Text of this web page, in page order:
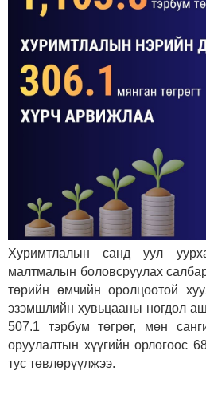
Хуримтлалын санд уул
малтмалын боловсруулах
төрийн өмчийн оролцоотой
эзэмшлийн хувьцааны ногдол
507.1 тэрбум төгрөг, мөн
оруулалтын хүүгийн орлогоос
тус төвлөрүүлжээ.